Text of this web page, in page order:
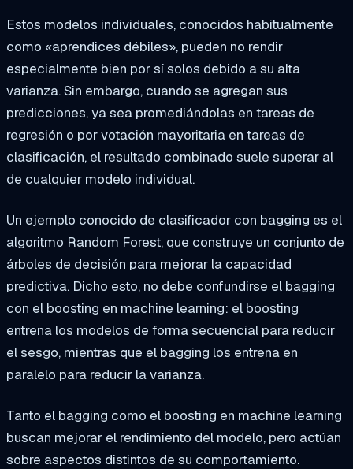
Estos modelos individuales, conocidos habitualmente
como «aprendices débiles», pueden no rendir
especialmente bien por sí solos debido a su alta
varianza. Sin embargo, cuando se agregan sus
predicciones, ya sea promediándolas en tareas de
regresión o por votación mayoritaria en tareas de
clasificación, el resultado combinado suele superar al
de cualquier modelo individual.
Un ejemplo conocido de clasificador con bagging es el
algoritmo Random Forest, que construye un conjunto de
árboles de decisión para mejorar la capacidad
predictiva. Dicho esto, no debe confundirse el bagging
con el boosting en machine learning: el boosting
entrena los modelos de forma secuencial para reducir
el sesgo, mientras que el bagging los entrena en
paralelo para reducir la varianza.
Tanto el bagging como el boosting en machine learning
buscan mejorar el rendimiento del modelo, pero actúan
sobre aspectos distintos de su comportamiento.